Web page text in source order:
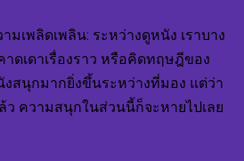
ามเพลิดเพลิน: ระหว่างดูหนัง เราบาง
ดเดาเรื่องราว หรือคิดทฤษฎีของ
สนุกมากยิ่งขึ้นระหว่างที่มอง แต่ว่า
ว ความสนุกในส่วนนี้ก็จะหายไปเลย